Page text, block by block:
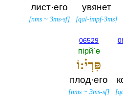
увянет
[qal-impf-3ms]
лист·его
[nms ~3ms-sf]
[
06529
пiрйˈө
פִּרְי֗:וֹ
плод·его
[nms ~3ms-sf]